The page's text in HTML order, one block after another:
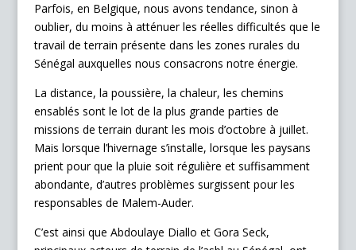
Parfois, en Belgique, nous avons tendance, sinon à
oublier, du moins à atténuer les réelles difficultés que le
travail de terrain présente dans les zones rurales du
Sénégal auxquelles nous consacrons notre énergie.
La distance, la poussière, la chaleur, les chemins
ensablés sont le lot de la plus grande parties de
missions de terrain durant les mois d’octobre à juillet.
Mais lorsque l’hivernage s’installe, lorsque les paysans
prient pour que la pluie soit régulière et suffisamment
abondante, d’autres problèmes surgissent pour les
responsables de Malem-Auder.
C’est ainsi que Abdoulaye Diallo et Gora Seck,